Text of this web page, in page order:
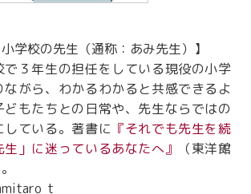
学校の先生（通称：あみ先生）】
で３年生の担任をしている現役の小学
がら、わかるわかると共感できるよ
どもたちとの日常や、先生ならではの
ている。著書に 『それでも先生を続
」に迷っているあなたへ』
（東洋館